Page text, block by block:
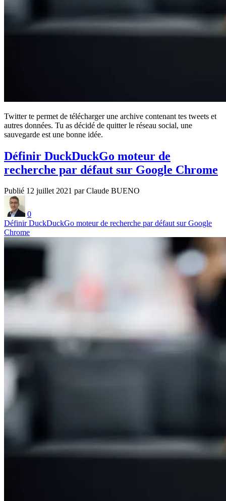
Twitter te permet de télécharger une archive contenant tes tweets et
autres données. Tu as décidé de quitter le réseau social, une
sauvegarde est une bonne idée.
Définir DuckDuckGo moteur de
recherche par défaut sur Google Chrome
Publié 12 juillet 2021 par Claude BUENO
0
Définir DuckDuckGo moteur de recherche par défaut sur Google
Chrome